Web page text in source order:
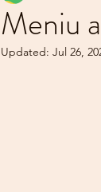
Meniu
Updated: Jul 26,